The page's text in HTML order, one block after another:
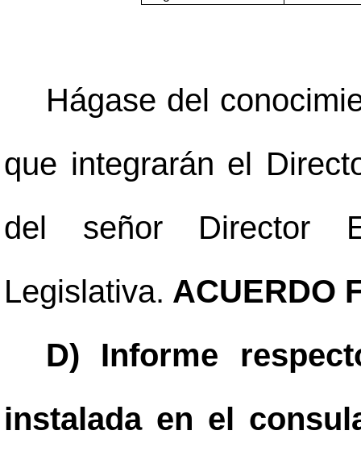
Hágase del
que integrarán el
del señor Director
Legislativa. ACUERDO
D) Informe
instalada en el